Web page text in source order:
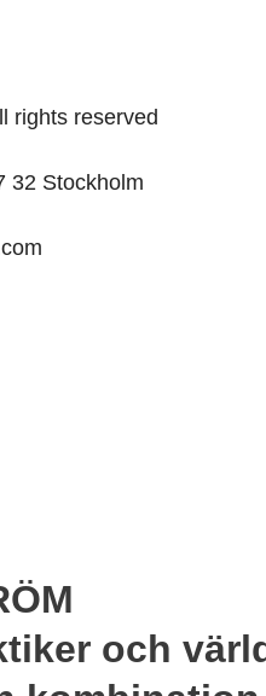
rights reserved
32 Stockholm
och